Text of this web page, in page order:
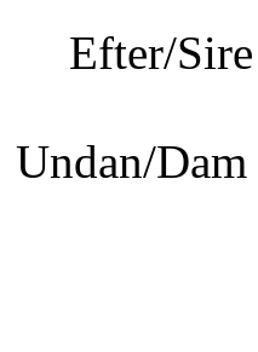
Efter/Sire
Undan/Dam